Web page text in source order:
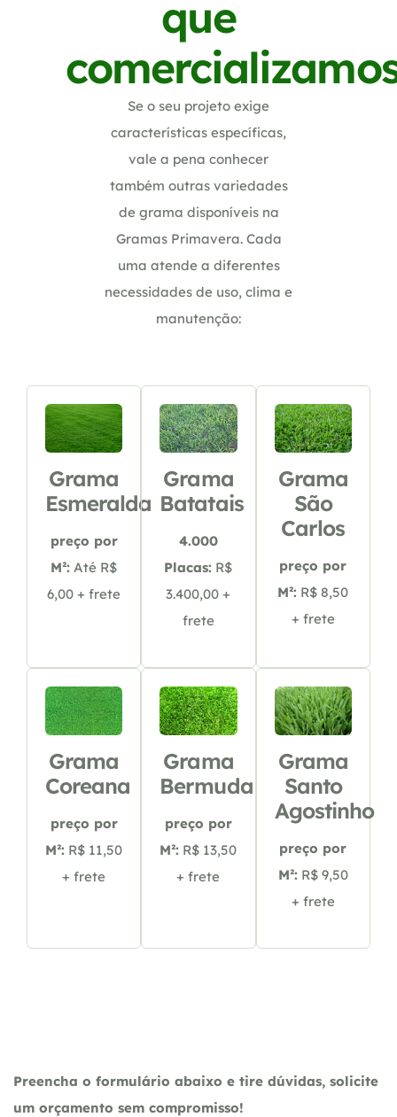
que
Se o seu projeto exige
características específicas,
vale a pena conhecer
também outras variedades
de grama disponíveis na
Gramas Primavera. Cada
uma atende a diferentes
necessidades de uso, clima e
manutenção:
Grama
Esmeralda
preço por
M²: Até R$
6,00 + frete
Grama
Batatais
4.000
Placas: R$
3.400,00 +
frete
Grama
São
Carlos
preço por
M²: R$ 8,50
+ frete
Grama
Coreana
preço por
M²: R$ 11,50
+ frete
Grama
Bermuda
preço por
M²: R$ 13,50
+ frete
Grama
Santo
Agostinho
preço por
M²: R$ 9,50
+ frete
Preencha o formulário abaixo e tire dúvidas, solicite
um orçamento sem compromisso!